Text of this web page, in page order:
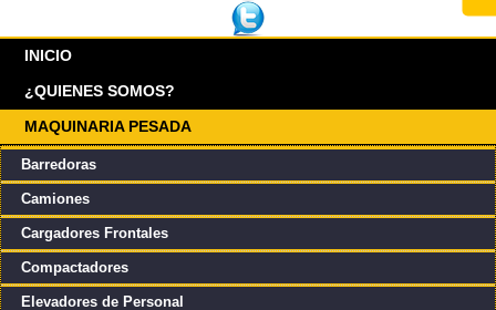
INICIO
¿QUIENES SOMOS?
MAQUINARIA PESADA
Barredoras
Camiones
Cargadores Frontales
Compactadores
Elevadores de Personal